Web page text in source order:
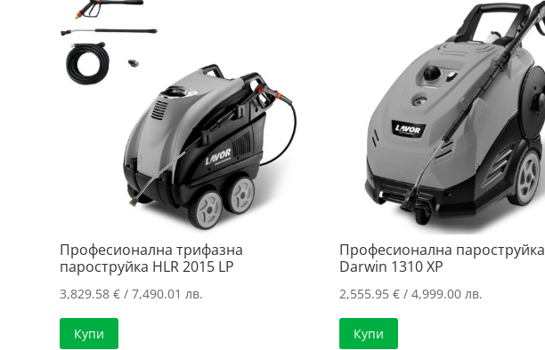
Професионална трифазна
пароструйка HLR 2015 LP
3,829.58€ / 7,490.01 лв.
Купи
Професионална пароструйка
Darwin 1310 XP
2,555.95€ / 4,999.00 лв.
Купи